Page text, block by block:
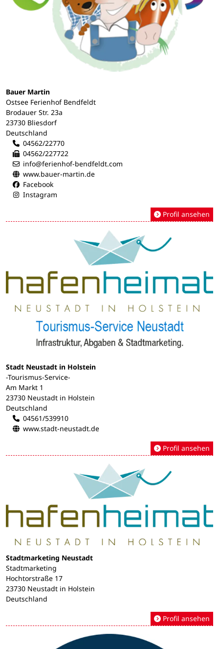
Bauer Martin
Ostsee Ferienhof Bendfeldt
Brodauer Str. 23a
23730 Bliesdorf
Deutschland
04562/22770
04562/227722
info@ferienhof-bendfeldt.com
www.bauer-martin.de
Facebook
Instagram
Profil ansehen
Stadt Neustadt in Holstein
-Tourismus-Service-
Am Markt 1
23730 Neustadt in Holstein
Deutschland
04561/539910
www.stadt-neustadt.de
Profil ansehen
Stadtmarketing Neustadt
Stadtmarketing
Hochtorstraße 17
23730 Neustadt in Holstein
Deutschland
Profil ansehen